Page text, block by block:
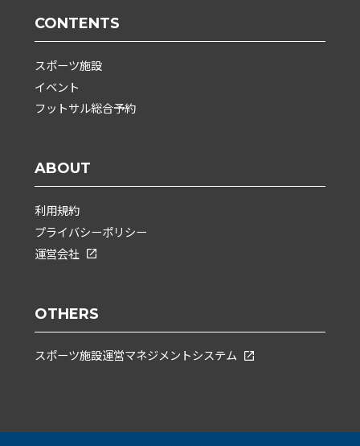
CONTENTS
スポーツ施設
イベント
フットサル総合予約
ABOUT
利用規約
プライバシーポリシー
運営会社
OTHERS
スポーツ施設運営マネジメントシステム